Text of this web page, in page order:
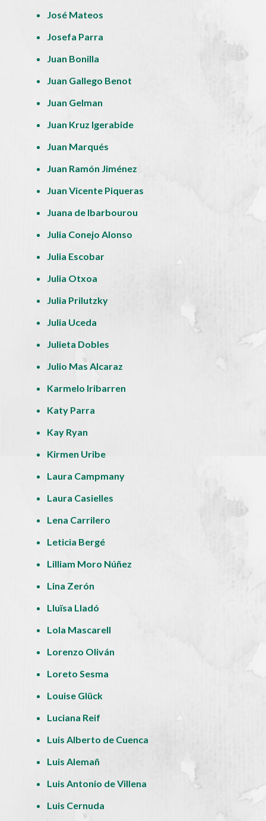
José Mateos
Josefa Parra
Juan Bonilla
Juan Gallego Benot
Juan Gelman
Juan Kruz Igerabide
Juan Marqués
Juan Ramón Jiménez
Juan Vicente Piqueras
Juana de Ibarbourou
Julia Conejo Alonso
Julia Escobar
Julia Otxoa
Julia Prilutzky
Julia Uceda
Julieta Dobles
Julio Mas Alcaraz
Karmelo Iribarren
Katy Parra
Kay Ryan
Kirmen Uribe
Laura Campmany
Laura Casielles
Lena Carrilero
Leticia Bergé
Lilliam Moro Núñez
Lina Zerón
Lluïsa Lladó
Lola Mascarell
Lorenzo Oliván
Loreto Sesma
Louise Glück
Luciana Reif
Luis Alberto de Cuenca
Luis Alemañ
Luis Antonio de Villena
Luis Cernuda